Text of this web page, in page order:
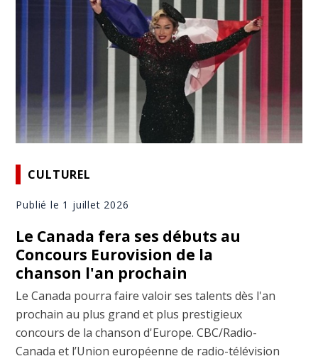
CULTUREL
Publié le 1 juillet 2026
Le Canada fera ses débuts au
Concours Eurovision de la
chanson l'an prochain
Le Canada pourra faire valoir ses talents dès l'an
prochain au plus grand et plus prestigieux
concours de la chanson d'Europe. CBC/Radio-
Canada et l’Union européenne de radio-télévision